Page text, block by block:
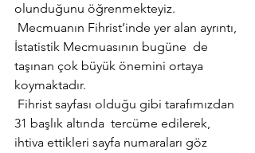
olunduğunu öğrenmekteyiz.
Mecmuanın Fihrist’inde yer alan ayrıntı,
İstatistik Mecmuasının bugüne  de
taşınan çok büyük önemini ortaya
koymaktadır.
Fihrist sayfası olduğu gibi tarafımızdan
31 başlık altında  tercüme edilerek,
ihtiva ettikleri sayfa numaraları göz